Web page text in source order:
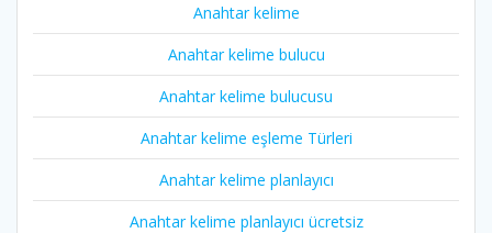
Anahtar kelime
Anahtar kelime bulucu
Anahtar kelime bulucusu
Anahtar kelime eşleme Türleri
Anahtar kelime planlayıcı
Anahtar kelime planlayıcı ücretsiz